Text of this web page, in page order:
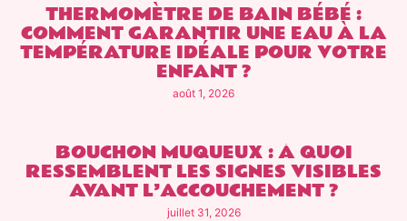
THERMOMÈTRE DE BAIN BÉBÉ :
COMMENT GARANTIR UNE EAU À LA
TEMPÉRATURE IDÉALE POUR VOTRE
ENFANT ?
août 1, 2026
BOUCHON MUQUEUX : À QUOI
RESSEMBLENT LES SIGNES VISIBLES
AVANT L’ACCOUCHEMENT ?
juillet 31, 2026